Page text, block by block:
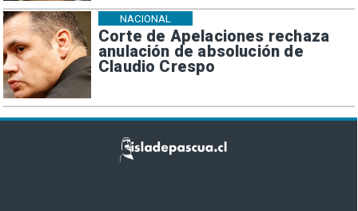
Corte de Apelaciones rechaza
anulación de absolución de
Claudio Crespo
NACIONAL